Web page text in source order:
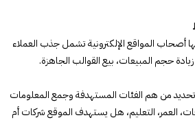
أصحاب المواقع الإلكترونية تشمل جذب العملاء
زيادة حجم المبيعات، بيع القوالب الجاهزة.
من هم الفئات المستهدفة وجمع المعلومات
العمر، التعليم، هل يستهدف الموقع شركات أم